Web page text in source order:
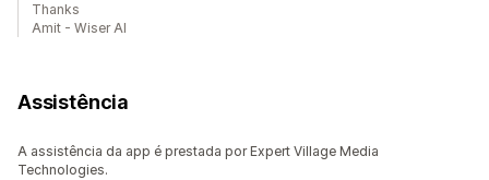
Thanks
Amit - Wiser AI
Assistência
A assistência da app é prestada por Expert Village Media
Technologies.